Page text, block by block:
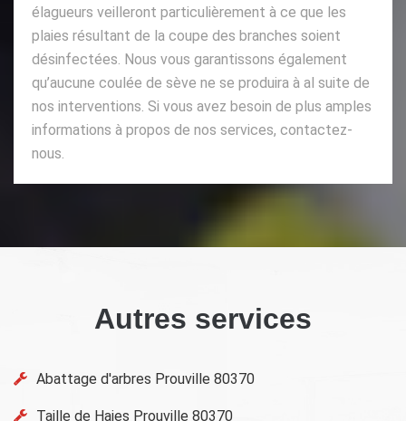
élagueurs veilleront particulièrement à ce que les
plaies résultant de la coupe des branches soient
désinfectées. Nous vous garantissons également
qu’aucune coulée de sève ne se produira à al suite de
nos interventions. Si vous avez besoin de plus amples
informations à propos de nos services, contactez-
nous.
Autres services
Abattage d'arbres Prouville 80370
Taille de Haies Prouville 80370